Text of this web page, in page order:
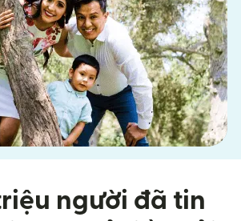
người đã tin